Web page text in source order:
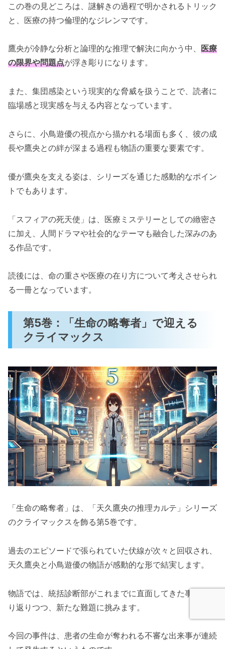
この巻の見どころは、謎解きの過程で明かされるトリック
と、医療の持つ倫理的なジレンマです。
鷹央が冷静な分析と論理的な推理で解決に向かう中、 医療
の限界や問題点が浮き彫りになります。
また、集団感染という現実的な脅威を扱うことで、読者に
臨場感と現実感を与える内容となっています。
さらに、小鳥遊優の視点から描かれる場面も多く、彼の成
長や鷹央との絆が深まる過程も物語の重要な要素です。
優が鷹央を支える姿は、シリーズを通じた感動的なポイン
トでもあります。
「スフィアの死天使」は、医療ミステリーとしての緻密さ
に加え、人間ドラマや社会的なテーマも融合した深みのあ
る作品です。
読後には、命の重さや医療の在り方について考えさせられ
る一冊となっています。
第5巻：「生命の略奪者」で迎える
クライマックス
「生命の略奪者」は、「天久鷹央の推理カルテ」シリーズ
のクライマックスを飾る第5巻です。
過去のエピソードで張られていた伏線が次々と回収され、
天久鷹央と小鳥遊優の物語が感動的な形で結実します。
物語では、統括診断部がこれまでに直面してきた事件を振
り返りつつ、新たな難題に挑みます。
今回の事件は、患者の生命が奪われる不審な出来事が連続